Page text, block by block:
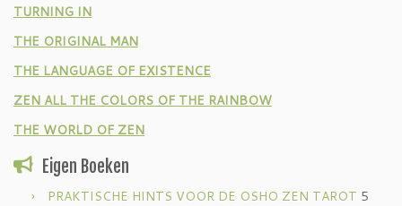
TURNING IN
THE ORIGINAL MAN
THE LANGUAGE OF EXISTENCE
ZEN ALL THE COLORS OF THE RAINBOW
THE WORLD OF ZEN
Eigen Boeken
PRAKTISCHE HINTS VOOR DE OSHO ZEN TAROT 5